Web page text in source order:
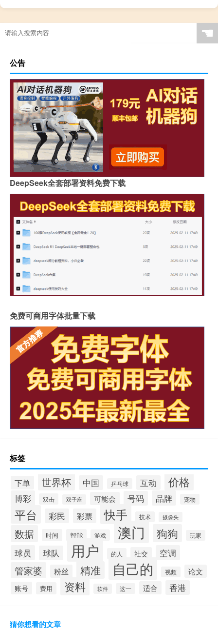
☚
公告
DeepSeek全套部署资料免费下载
免费可商用字体批量下载
标签
下单 世界杯 中国 乒乓球 互动 价格
博彩 双击 双子座 可能会 号码 品牌 宠物
平台 彩民 彩票 快手 技术 摄像头
数据 时间 智能 游戏 澳门 狗狗 玩家
球员 球队 用户 的人 社交 空调
管家婆 粉丝 精准 自己的 视频 论文
账号 费用 资料 软件 这一 适合 香港
猜你想看的文章